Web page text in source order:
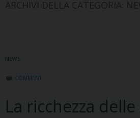
NEWS
COMMENT
La ricchezza